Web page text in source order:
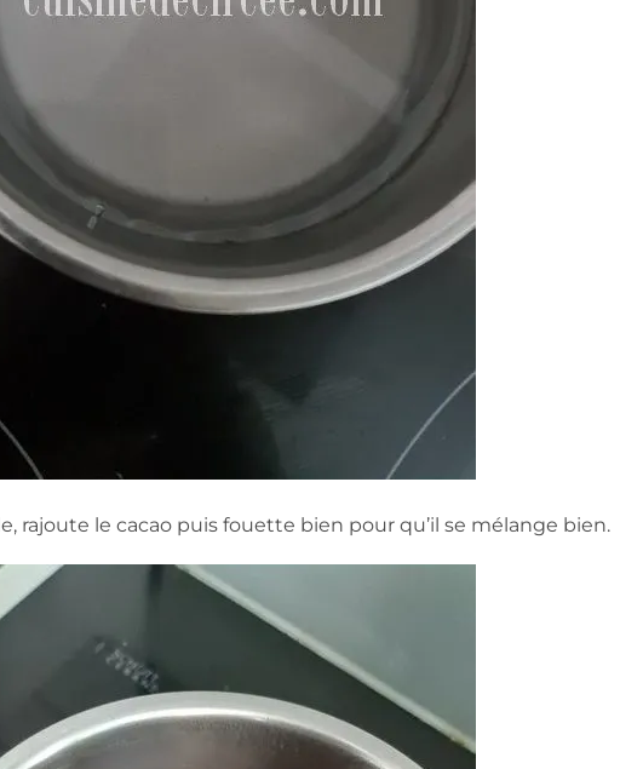
rajoute le cacao puis fouette bien pour qu’il se mélange bien.